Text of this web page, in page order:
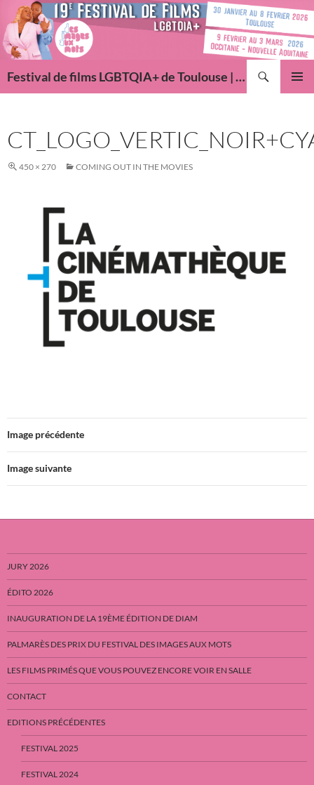
Aller
au
contenu
Festival de films LGBTQIA+ de Toulouse | Des Images Aux Mots
450 × 270 COMING OUT IN THE MOVIES
Image précédente
Image suivante
JURY 2026
ÉDITO 2026
INAUGURATION DE LA 19ÈME ÉDITION DE DIAM
PALMARÈS DES PRIX DU FESTIVAL DES IMAGES AUX MOTS
LES FILMS PRIMÉS QUE VOUS POUVEZ ENCORE VOIR EN SALLE
CONTACT
EDITIONS PRÉCÉDENTES
FESTIVAL 2025
FESTIVAL 2024